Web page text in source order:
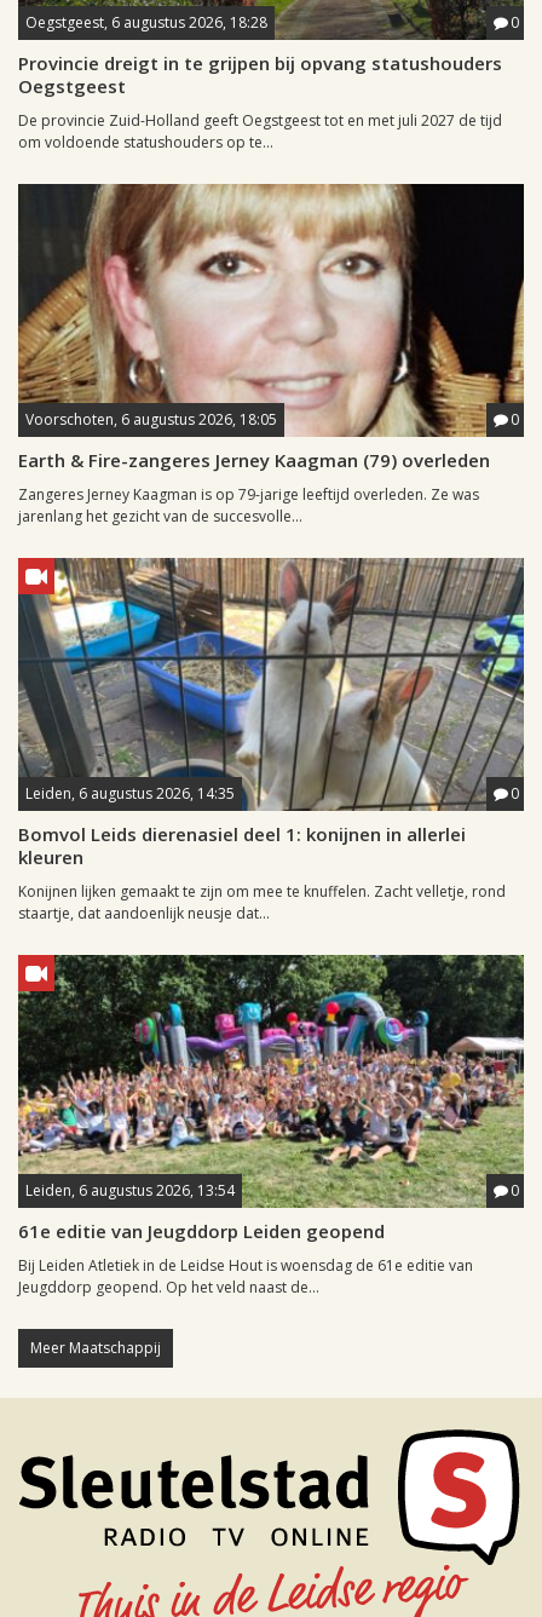
Oegstgeest, 6 augustus 2026, 18:28 0
Provincie dreigt in te grijpen bij opvang statushouders
Oegstgeest
De provincie Zuid-Holland geeft Oegstgeest tot en met juli 2027 de tijd
om voldoende statushouders op te...
Voorschoten, 6 augustus 2026, 18:05 0
Earth & Fire-zangeres Jerney Kaagman (79) overleden
Zangeres Jerney Kaagman is op 79-jarige leeftijd overleden. Ze was
jarenlang het gezicht van de succesvolle...
Leiden, 6 augustus 2026, 14:35 0
Bomvol Leids dierenasiel deel 1: konijnen in allerlei
kleuren
Konijnen lijken gemaakt te zijn om mee te knuffelen. Zacht velletje, rond
staartje, dat aandoenlijk neusje dat...
Leiden, 6 augustus 2026, 13:54 0
61e editie van Jeugddorp Leiden geopend
Bij Leiden Atletiek in de Leidse Hout is woensdag de 61e editie van
Jeugddorp geopend. Op het veld naast de...
Meer Maatschappij